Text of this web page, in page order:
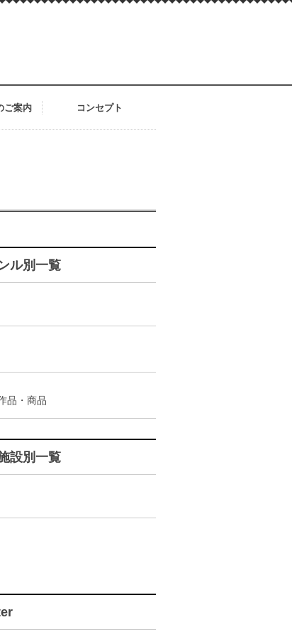
ご案内 コンセプト
ル別一覧
品・商品
設別一覧